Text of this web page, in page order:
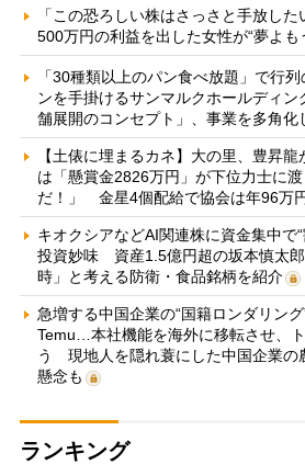
「この恐ろしい株はさっさと手放し
500万円の利益を出した女性が“夢よも
「30種類以上のパン食べ放題」で行
ンを手掛けるサンマルクホールディ
舗展開のコンセプト」、事業を多角化
【土俵に埋まるカネ】大の里、豊昇
は「懸賞金2826万円」が下位力士に
だ！」 金星4個配給で協会は年96万
キオクシアなどAI関連株に資金集中で
投資妙味 資産1.5億円超の坂本慎太
時」と考える防衛・食品銘柄を紹介
急増する中国企業の“国籍ロンダリン
Temu…本社機能を海外に移転させ、
う 現地人を隠れ蓑にした中国企業の
懸念も
ランキング